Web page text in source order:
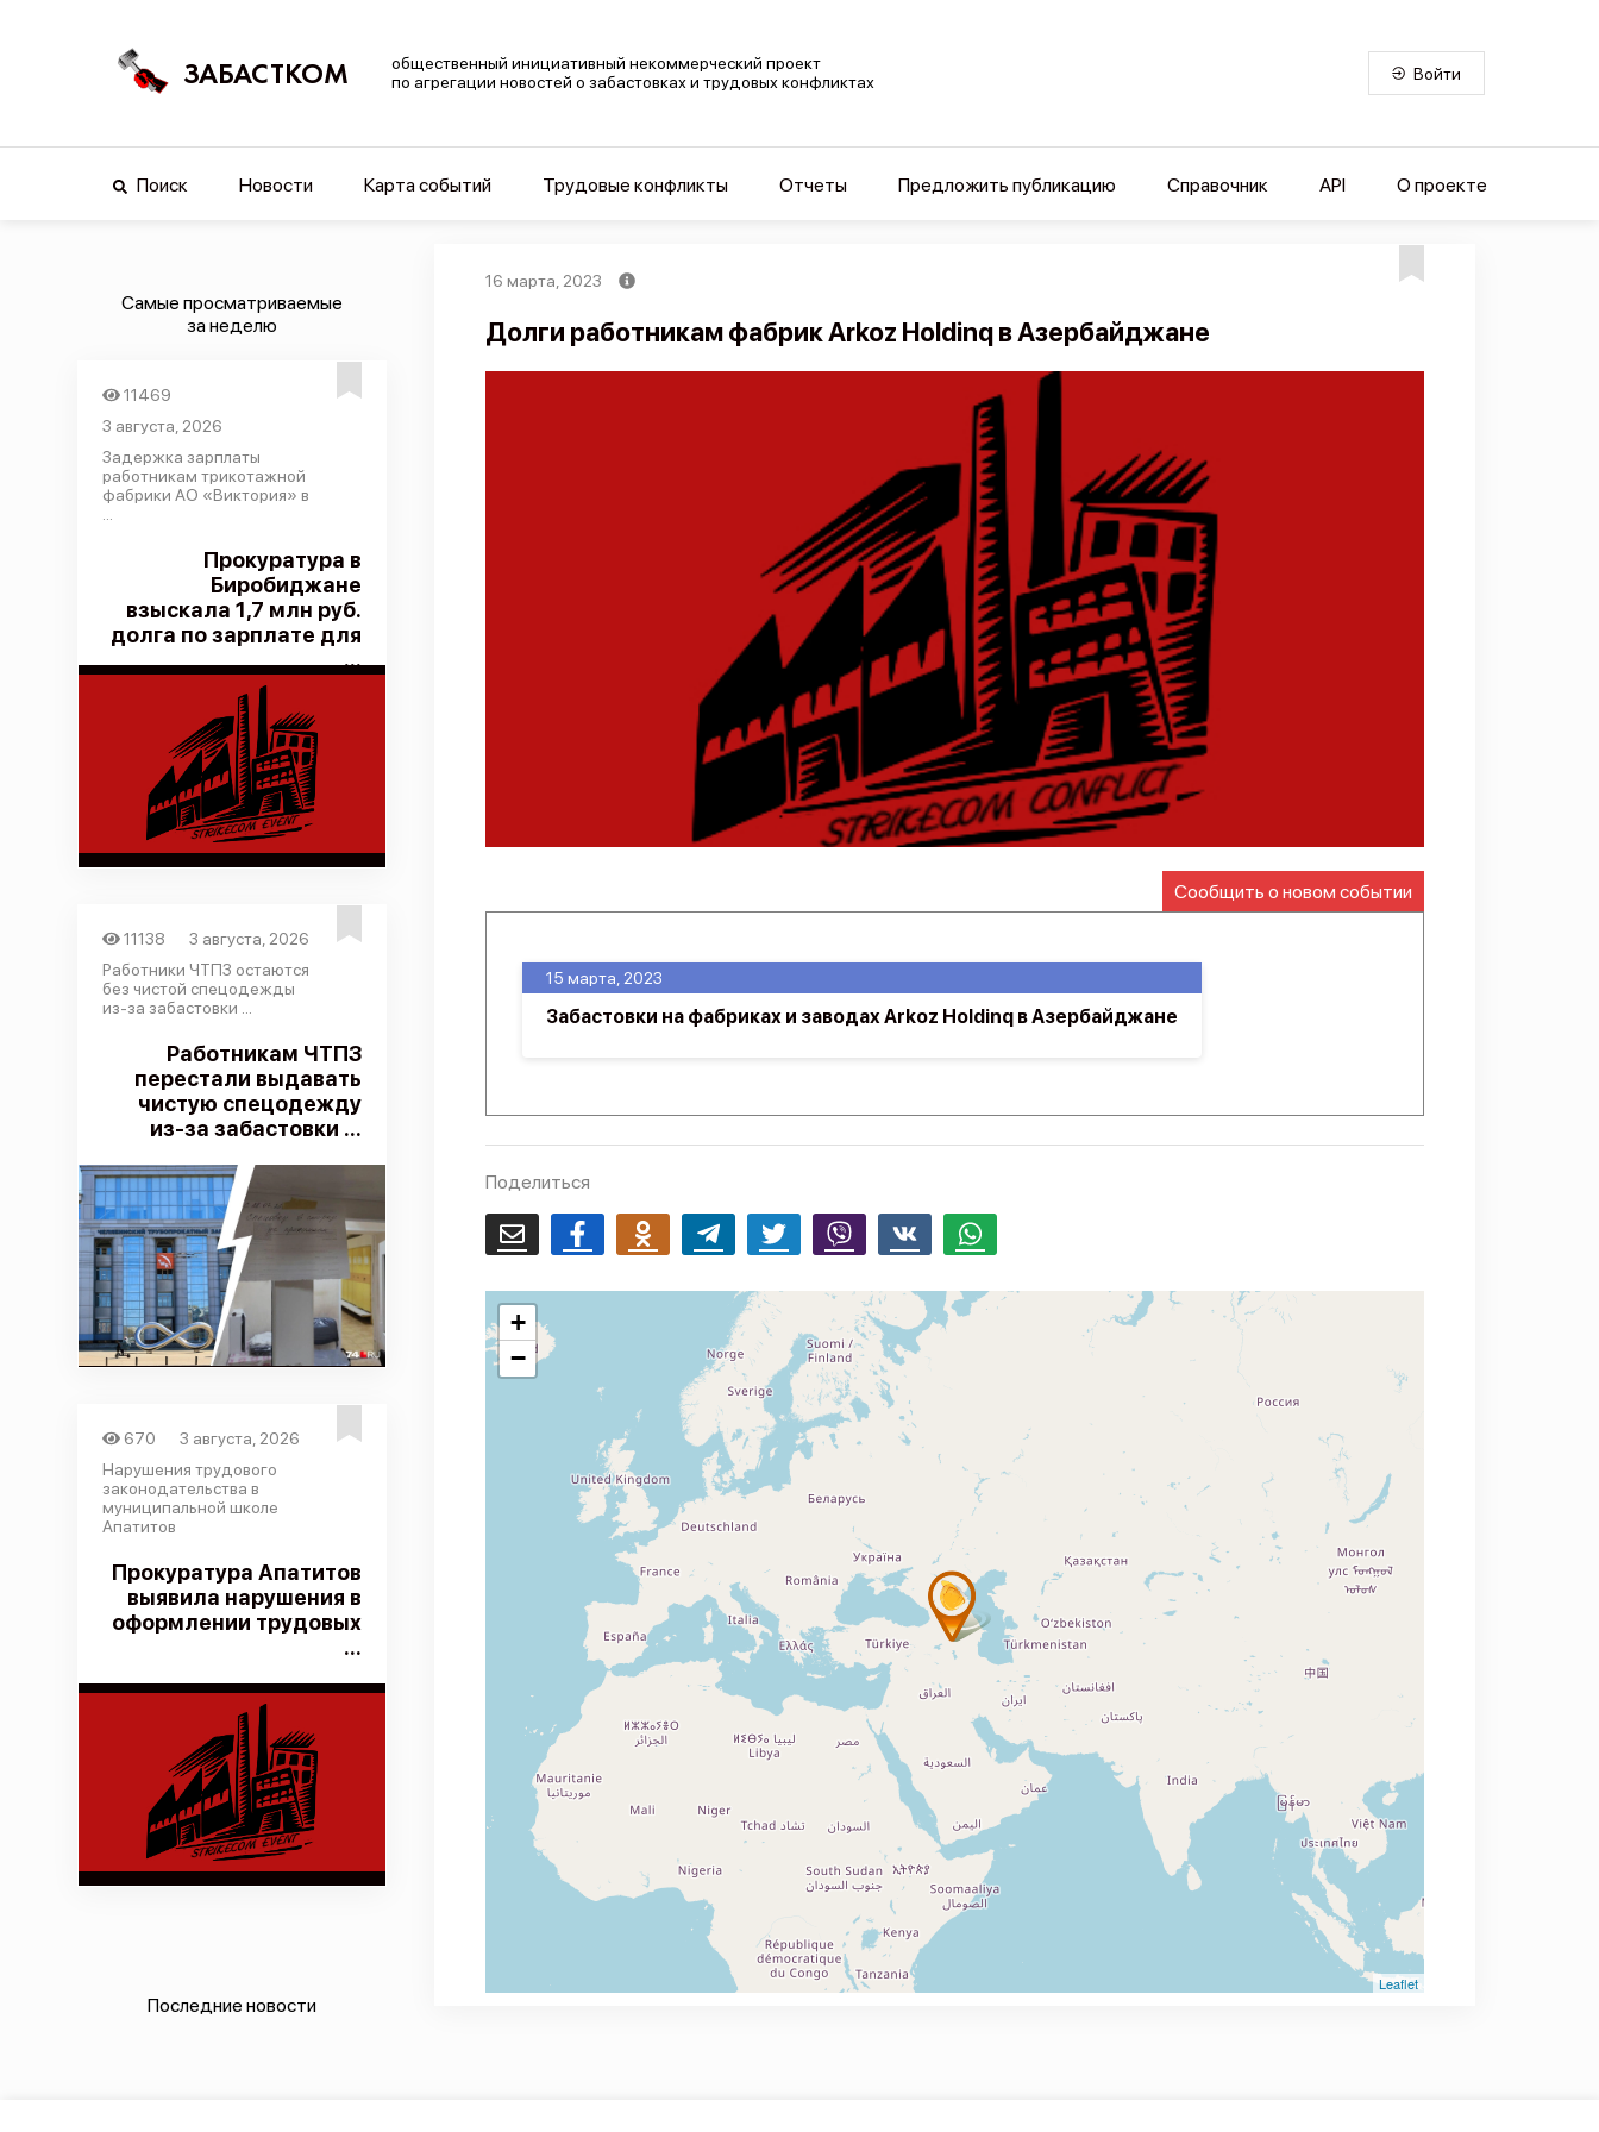
ЗАБАСТКОМ
общественный инициативный некоммерческий проект
по агрегации новостей о забастовках и трудовых конфликтах
Войти
Поиск Новости Карта событий Трудовые конфликты Отчеты Предложить публикацию Справочник API О проекте
Самые просматриваемые
за неделю
11469
3 августа, 2026
Задержка зарплаты
работникам трикотажной
фабрики АО «Виктория» в
Прокуратура в
Биробиджане
взыскала 1,7 млн руб.
долга по зарплате для
...
11138
3 августа, 2026
Работники ЧТПЗ остаются
без чистой спецодежды
из-за забастовки ...
Работникам ЧТПЗ
перестали выдавать
чистую спецодежду
из-за забастовки ...
670
3 августа, 2026
Нарушения трудового
законодательства в
муниципальной школе
Апатитов
Прокуратура Апатитов
выявила нарушения в
оформлении трудовых
...
Последние новости
16 марта, 2023
Долги работникам фабрик Arkoz Holdinq в Азербайджане
Сообщить о новом событии
15 марта, 2023
Забастовки на фабриках и заводах Arkoz Holdinq в Азербайджане
Поделиться
Email FacebookOdnoklassnikiTelegram Twitter Viber Whatsapp
+
−
Leaflet